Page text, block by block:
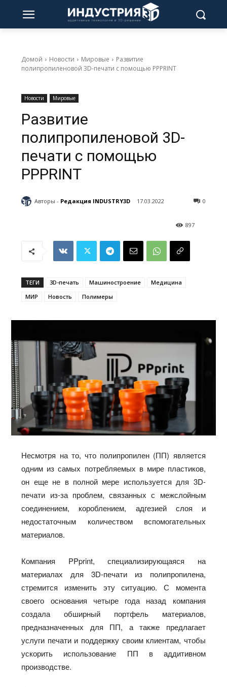
Домой Новости Мировые
Развитие
полипропиленовой 3D-печати с помощью PPPRINT
Новости Мировые
Развитие
полипропиленовой 3D-
печати с помощью
PPPRINT
Авторы - Редакция INDUSTRY3D 17.03.2022 0
897
ТЕГИ 3D-печать Машиностроение
Медицина
МИР
Новость Полимеры
Несмотря на то, что полипропилен (ПП) является
одним из самых потребляемых в мире пластиков,
он еще не в полной мере используется для 3D-
печати из-за проблем, связанных с межслойным
соединением, короблением, адгезией слоя и
недостаточным количеством вспомогательных
материалов.
Компания PPprint, специализирующаяся на
материалах для 3D-печати из полипропилена,
стремится изменить эту ситуацию. С момента
своего основания четыре года назад компания
создала обширный портфель материалов,
предназначенных для ПП, а также предлагает
услуги печати и поддержку своим клиентам, чтобы
ускорить использование ПП в аддитивном
производстве.